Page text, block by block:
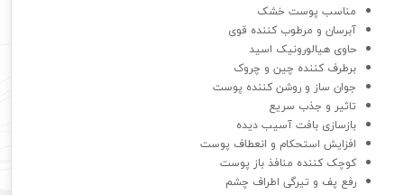
مناسب پوست خشک
آبرسان و مرطوب کننده قوی
حاوی هیالورونیک اسید
برطرف کننده چین و چروک
جوان ساز و روشن کننده پوست
تاثیر و جذب سریع
بازسازی بافت آسیب دیده
افزایش استحکام و انعطاف پوست
کوچک کننده منافذ باز پوست
رفع پف و تیرگی اطراف چشم